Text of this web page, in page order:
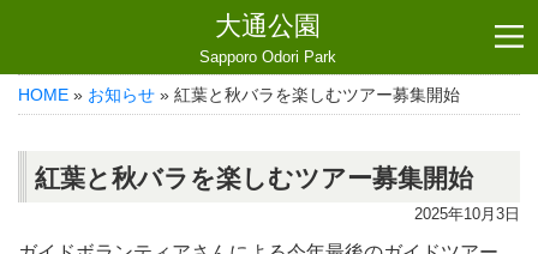
大通公園
Sapporo Odori Park
HOME » お知らせ » 紅葉と秋バラを楽しむツアー募集開始
紅葉と秋バラを楽しむツアー募集開始
2025年10月3日